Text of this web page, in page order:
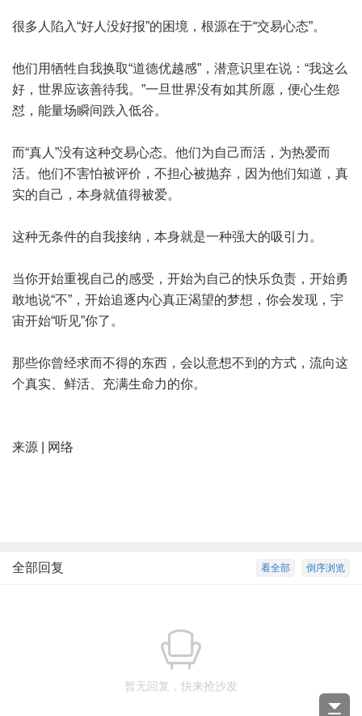
很多人陷入“好人没好报”的困境，根源在于“交易心态”。
他们用牺牲自我换取“道德优越感”，潜意识里在说：“我这么
好，世界应该善待我。”一旦世界没有如其所愿，便心生怨
怼，能量场瞬间跌入低谷。
而“真人”没有这种交易心态。他们为自己而活，为热爱而
活。他们不害怕被评价，不担心被抛弃，因为他们知道，真
实的自己，本身就值得被爱。
这种无条件的自我接纳，本身就是一种强大的吸引力。
当你开始重视自己的感受，开始为自己的快乐负责，开始勇
敢地说“不”，开始追逐内心真正渴望的梦想，你会发现，宇
宙开始“听见”你了。
那些你曾经求而不得的东西，会以意想不到的方式，流向这
个真实、鲜活、充满生命力的你。
来源 | 网络
倒序浏览
看全部
全部回复
暂无回复，快来抢沙发